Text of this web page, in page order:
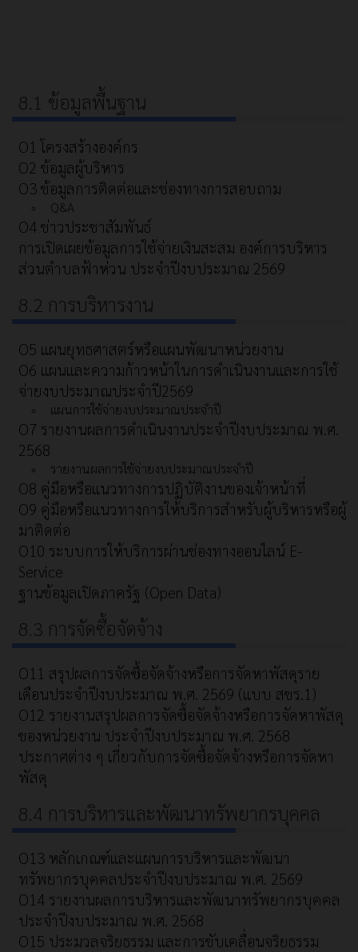
8.1 ข้อมูลพื้นฐาน
O1 โครงสร้างองค์กร
O2 ข้อมูลผู้บริหาร
O3 ข้อมูลการติดต่อและช่องทางการสอบถาม
Q&A
O4 ข่าวประชาสัมพันธ์
การเปิดเผยข้อมูลการใช้จ่ายเงินสะสม องค์การบริหาร
ส่วนตำบลฟ้าห่วน ประจำปีงบประมาณ 2569
8.2 การบริหารงาน
O5 แผนยุทธศาสตร์หรือแผนพัฒนาหน่วยงาน
O6 แผนและความก้าวหน้าในการดำเนินงานและการใช้
จ่ายงบประมาณประจำปี2569
แผนการใช้จ่ายงบประมาณประจำปี
O7 รายงานผลการดำเนินงานประจำปีงบประมาณ พ.ศ.
2568
รายงานผลการใช้จ่ายงบประมาณประจำปี
O8 คู่มือหรือแนวทางการปฏิบัติงานของเจ้าหน้าที่
O9 คู่มือหรือแนวทางการให้บริการสำหรับผู้บริหารหรือผู้
มาติดต่อ
O10 ระบบการให้บริการผ่านช่องทางออนไลน์ E-
Service
ฐานข้อมูลเปิดภาครัฐ (Open Data)
8.3 การจัดซื้อจัดจ้าง
O11 สรุปผลการจัดซื้อจัดจ้างหรือการจัดหาพัสดุราย
เดือนประจำปีงบประมาณ พ.ศ. 2569 (แบบ สขร.1)
O12 รายงานสรุปผลการจัดซื้อจัดจ้างหรือการจัดหาพัสดุ
ของหน่วยงาน ประจำปีงบประมาณ พ.ศ. 2568
ประกาศต่าง ๆ เกี่ยวกับการจัดซื้อจัดจ้างหรือการจัดหา
พัสดุ
8.4 การบริหารและพัฒนาทรัพยากรบุคคล
O13 หลักเกณฑ์และแผนการบริหารและพัฒนา
ทรัพยากรบุคคลประจำปีงบประมาณ พ.ศ. 2569
O14 รายงานผลการบริหารและพัฒนาทรัพยากรบุคคล
ประจำปีงบประมาณ พ.ศ. 2568
O15 ประมวลจริยธรรม และการขับเคลื่อนจริยธรรม